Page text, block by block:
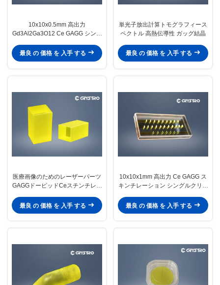
10x10x0.5mm 高出力
Gd3Al2Ga3O12 Ce GAGG シング
最良 の 価格 を 入手 する
単光子放出計算トモグラフィース
ペクトル 高熱伝導性 ガッグ結晶
最良 の 価格 を 入手 する
医療画像のためのレーザーパーツ
GAGGドーピッドCeスチンチレー
最良 の 価格 を 入手 する
10x10x1mm 高出力 Ce GAGG ス
キンチレーション シングルクリス
最良 の 価格 を 入手 する